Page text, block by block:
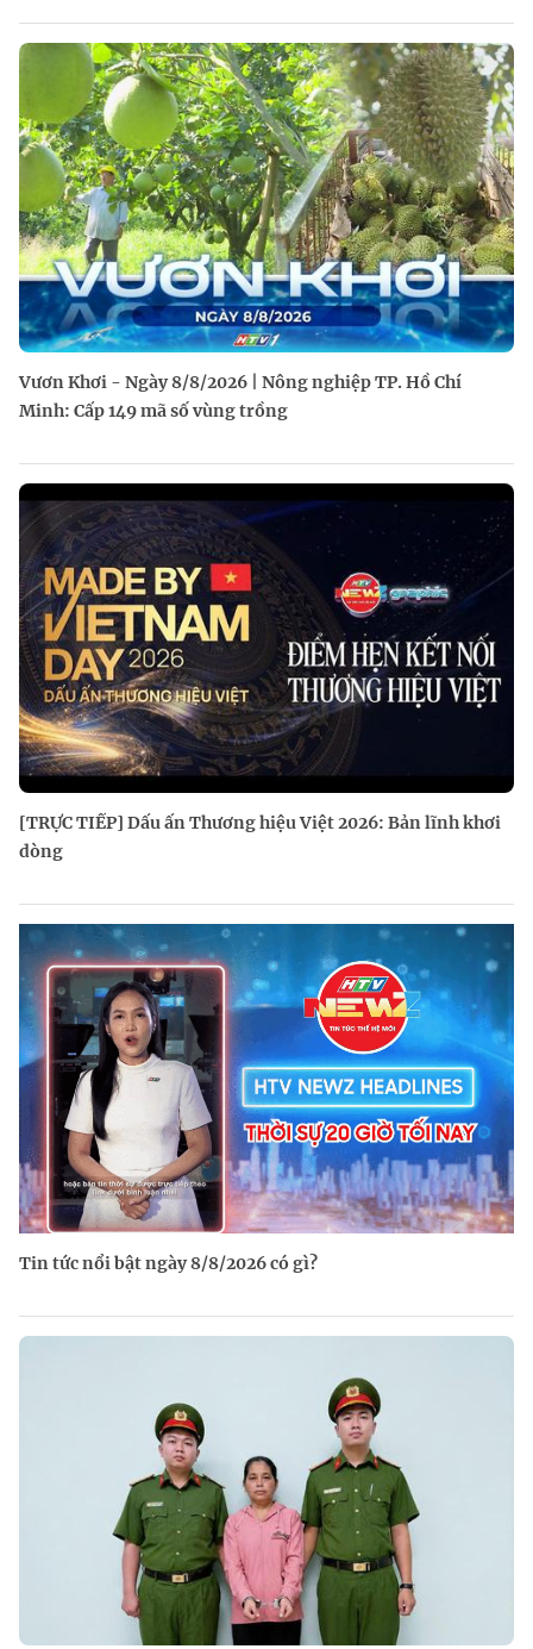
Vươn Khơi - Ngày 8/8/2026 | Nông nghiệp TP. Hồ Chí
Minh: Cấp 149 mã số vùng trồng
[TRỰC TIẾP] Dấu ấn Thương hiệu Việt 2026: Bản lĩnh khơi
dòng
Tin tức nổi bật ngày 8/8/2026 có gì?